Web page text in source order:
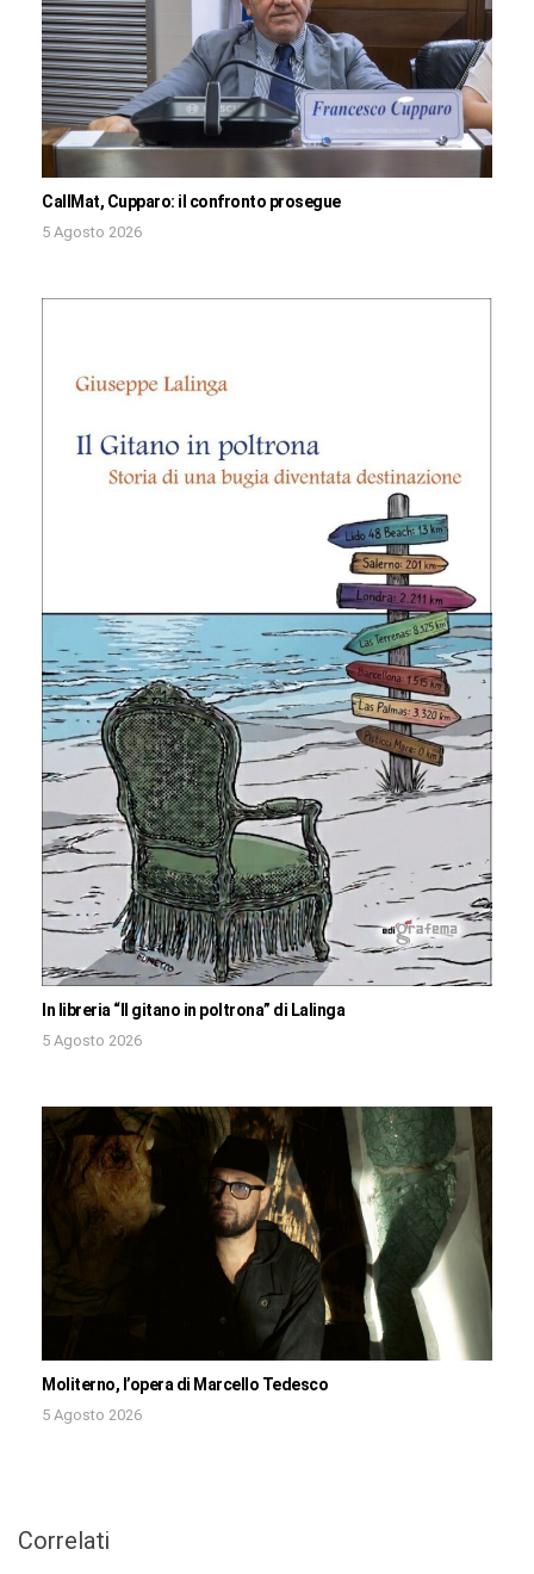
CallMat, Cupparo: il confronto prosegue
5 Agosto 2026
In libreria “Il gitano in poltrona” di Lalinga
5 Agosto 2026
Moliterno, l’opera di Marcello Tedesco
5 Agosto 2026
Correlati